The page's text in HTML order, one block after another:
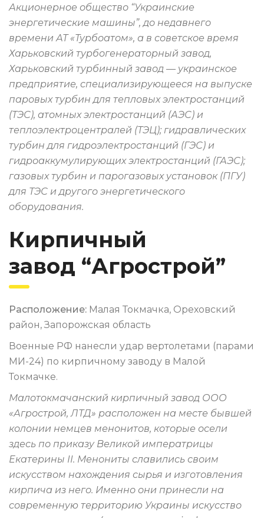
Акционерное общество “Украинские
энергетические машины”, до недавнего
времени АТ «Турбоатом», а в советское время
Харьковский турбогенераторный завод,
Харьковский турбинный завод — украинское
предприятие, специализирующееся на выпуске
паровых турбин для тепловых электростанций
(ТЭС), атомных электростанций (АЭС) и
теплоэлектроцентралей (ТЭЦ); гидравлических
турбин для гидроэлектростанций (ГЭС) и
гидроаккумулирующих электростанций (ГАЭС);
газовых турбин и парогазовых установок (ПГУ)
для ТЭС и другого энергетического
оборудования.
Кирпичный
завод “Агрострой”
Расположение: Малая Токмачка, Ореховский
район, Запорожская область
Военные РФ нанесли удар вертолетами (парами
МИ-24) по кирпичному заводу в Малой
Токмачке.
Малотокмачанский кирпичный завод ООО
«Агрострой, ЛТД» расположен на месте бывшей
колонии немцев менонитов, которые осели
здесь по приказу Великой императрицы
Екатерины II. Менониты славились своим
искусством нахождения сырья и изготовления
кирпича из него. Именно они принесли на
современную территорию Украины искусство